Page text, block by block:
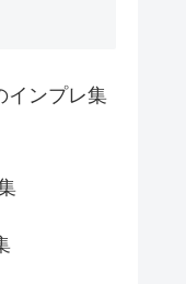
インプレ集